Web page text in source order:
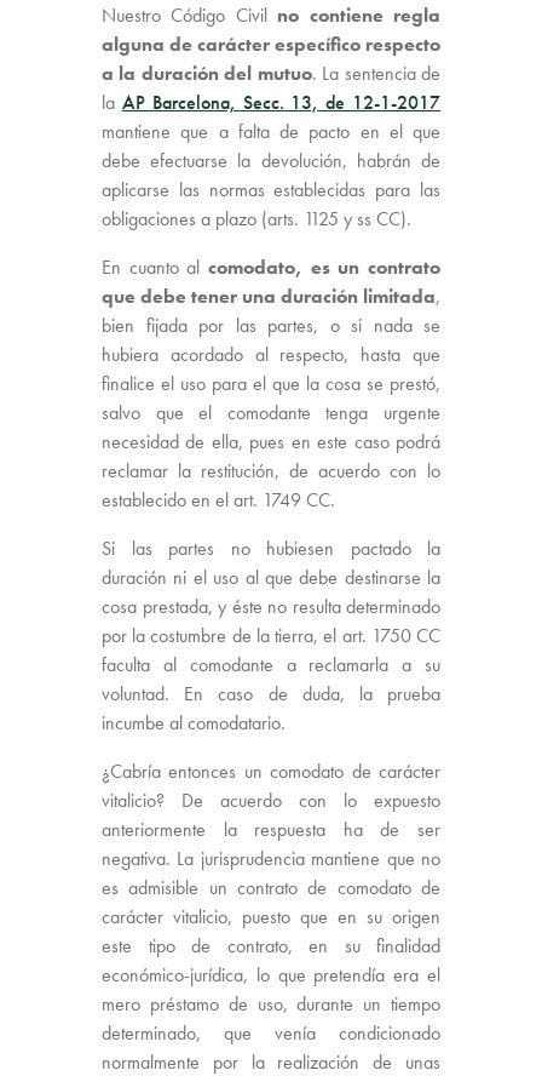
Nuestro Código Civil no contiene regla
alguna de carácter específico respecto
a la duración del mutuo. La sentencia de
la AP Barcelona, Secc. 13, de 12-1-2017
mantiene que a falta de pacto en el que
debe efectuarse la devolución, habrán de
aplicarse las normas establecidas para las
obligaciones a plazo (arts. 1125 y ss CC).
En cuanto al comodato, es un contrato
que debe tener una duración limitada,
bien fijada por las partes, o si nada se
hubiera acordado al respecto, hasta que
finalice el uso para el que la cosa se prestó,
salvo que el comodante tenga urgente
necesidad de ella, pues en este caso podrá
reclamar la restitución, de acuerdo con lo
establecido en el art. 1749 CC.
Si las partes no hubiesen pactado la
duración ni el uso al que debe destinarse la
cosa prestada, y éste no resulta determinado
por la costumbre de la tierra, el art. 1750 CC
faculta al comodante a reclamarla a su
voluntad. En caso de duda, la prueba
incumbe al comodatario.
¿Cabría entonces un comodato de carácter
vitalicio? De acuerdo con lo expuesto
anteriormente la respuesta ha de ser
negativa. La jurisprudencia mantiene que no
es admisible un contrato de comodato de
carácter vitalicio, puesto que en su origen
este tipo de contrato, en su finalidad
económico-jurídica, lo que pretendía era el
mero préstamo de uso, durante un tiempo
determinado, que venía condicionado
normalmente por la realización de unas